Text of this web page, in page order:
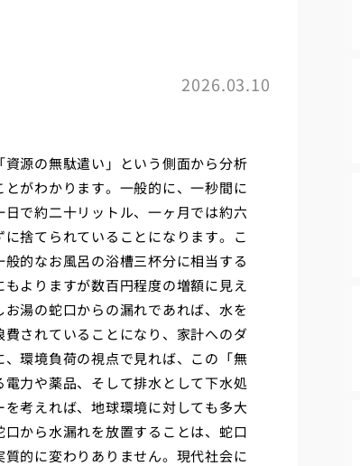
2026.03.10
源の無駄遣い」という側面から分析
がわかります。一般的に、一秒間に
で約二十リットル、一ヶ月では約六
捨てられていることになります。こ
的なお風呂の浴槽三杯分に相当する
よりますが数百円程度の増額に見え
湯の蛇口からの漏れであれば、水を
されていることになり、家計へのダ
環境負荷の視点で見れば、この「無
力や薬品、そして排水として下水処
考えれば、地球環境に対しても多大
から水漏れを放置することは、蛇口
的に変わりありません。現代社会に